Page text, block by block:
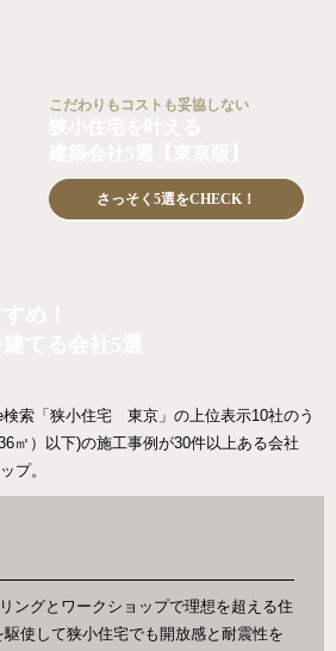
こだわりもコストも妥協しない
さっそく5選をCHECK！
検索「狭小住宅 東京」の上位表示10社のう
㎡）以下)の施工事例が30件以上ある会社
プ。
ングとワークショップで理想を超える住
使して狭小住宅でも開放感と耐震性を